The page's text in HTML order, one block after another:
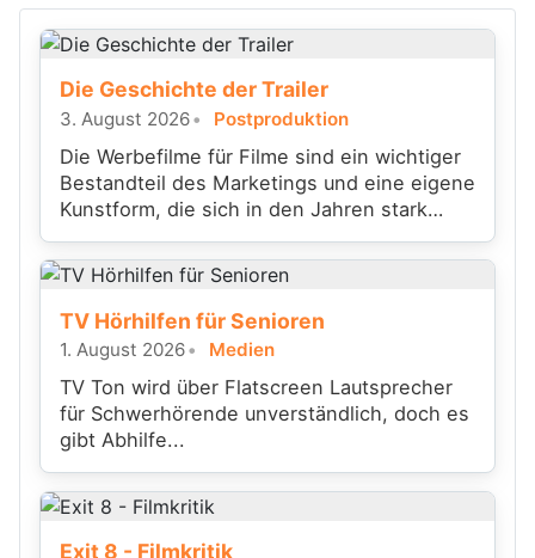
Die Geschichte der Trailer
3. August 2026 Postproduktion
Die Werbefilme für Filme sind ein wichtiger
Bestandteil des Marketings und eine eigene
Kunstform, die sich in den Jahren stark
gewandelt hat.
TV Hörhilfen für Senioren
1. August 2026 Medien
TV Ton wird über Flatscreen Lautsprecher
für Schwerhörende unverständlich, doch es
gibt Abhilfe...
Exit 8 - Filmkritik